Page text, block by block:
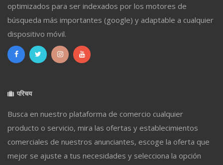
optimizados para ser indexados por los motores de
búsqueda más importantes (google) y adaptable a cualquier
dispositivo móvil.
परिचय
Busca en nuestro plataforma de comercio cualquier
producto o servicio, mira las ofertas y establecimientos
comerciales de nuestros anunciantes, escoge la oferta que
mejor se ajuste a tus necesidades y selecciona la opción